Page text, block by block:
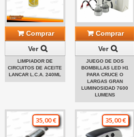
Comprar
Ver
LIMPIADOR DE
CIRCUITOS DE ACEITE
LANCAR L.C.A. 240ML
Comprar
Ver
JUEGO DE DOS
BOMBILLAS LED H1
PARA CRUCE O
LARGAS GRAN
LUMINOSIDAD 7600
LUMENS
35,00 € 35,00 €